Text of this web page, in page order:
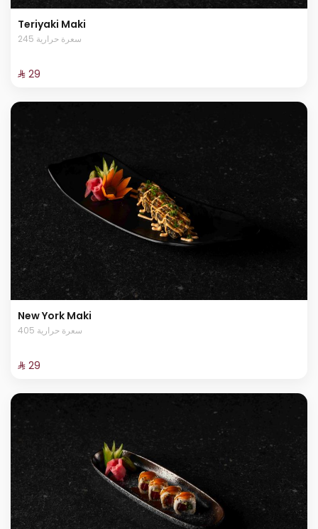
Teriyaki Maki
245 سعرة حرارية
⁨⁦‪‬ 29⁩
New York Maki
405 سعرة حرارية
⁨⁦‪‬ 29⁩